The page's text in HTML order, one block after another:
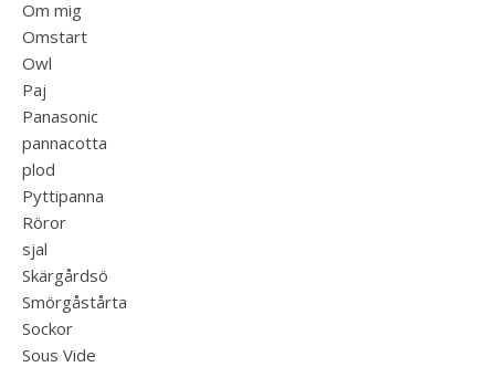
Om mig
Omstart
Owl
Paj
Panasonic
pannacotta
plod
Pyttipanna
Röror
sjal
Skärgårdsö
Smörgåstårta
Sockor
Sous Vide